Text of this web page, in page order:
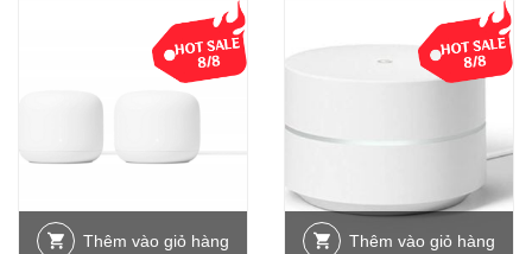
Thêm vào giỏ hàng Thêm vào giỏ hàng